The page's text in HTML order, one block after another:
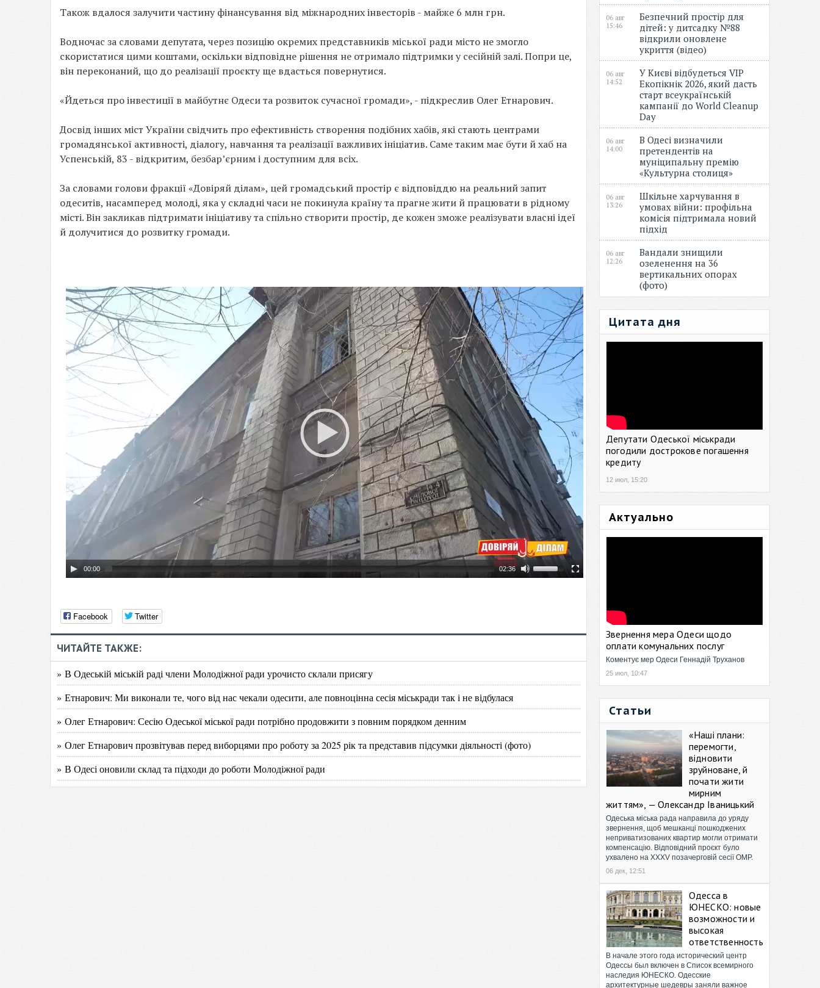
Також вдалося залучити частину фінансування від міжнародних інвесторів - майже 6 млн грн.
Водночас за словами депутата, через позицію окремих представників міської ради місто не змогло
скористатися цими коштами, оскільки відповідне рішення не отримало підтримки у сесійній залі. Попри це,
він переконаний, що до реалізації проєкту ще вдасться повернутися.
«Йдеться про інвестиції в майбутнє Одеси та розвиток сучасної громади», - підкреслив Олег Етнарович.
Досвід інших міст України свідчить про ефективність створення подібних хабів, які стають центрами
громадянської активності, діалогу, навчання та реалізації важливих ініціатив. Саме таким має бути й хаб на
Успенській, 83 - відкритим, безбар’єрним і доступним для всіх.
За словами голови фракції «Довіряй ділам», цей громадський простір є відповіддю на реальний запит
одеситів, насамперед молоді, яка у складні часи не покинула країну та прагне жити й працювати в рідному
місті. Він закликав підтримати ініціативу та спільно створити простір, де кожен зможе реалізувати власні ідеї
й долучитися до розвитку громади.
00:00 02:36
Facebook Twitter
ЧИТАЙТЕ ТАКЖЕ:
» В Одеській міській раді члени Молодіжної ради урочисто склали присягу
» Етнарович: Ми виконали те, чого від нас чекали одесити, але повноцінна сесія міськради так і не відбулася
» Олег Етнарович: Сесію Одеської міської ради потрібно продовжити з повним порядком денним
» Олег Етнарович прозвітував перед виборцями про роботу за 2025 рік та представив підсумки діяльності (фото)
» В Одесі оновили склад та підходи до роботи Молодіжної ради
06 авг
15:46
Безпечний простір для
дітей: у дитсадку №88
відкрили оновлене
укриття (відео)
06 авг
14:52
У Києві відбудеться VIP
Екопікнік 2026, який дасть
старт всеукраїнській
кампанії до World Cleanup
Day
06 авг
14:00
В Одесі визначили
претендентів на
муніципальну премію
«Культурна столиця»
06 авг
13:26
Шкільне харчування в
умовах війни: профільна
комісія підтримала новий
підхід
06 авг
12:26
Вандали знищили
озеленення на 36
вертикальних опорах
(фото)
Цитата дня
Депутати Одеської міськради
погодили дострокове погашення
кредиту
12 июл, 15:20
Актуально
Звернення мера Одеси щодо
оплати комунальних послуг
Коментує мер Одеси Геннадій Труханов
25 июл, 10:47
Статьи
«Наші плани:
перемогти,
відновити
зруйноване, й
почати жити
мирним
життям», — Олександр Іваницький
Одеська міська рада направила до уряду
звернення, щоб мешканці пошкоджених
неприватизованих квартир могли отримати
компенсацію. Відповідний проєкт було
ухвалено на XXXV позачерговій сесії ОМР.
06 дек, 12:51
Одесса в
ЮНЕСКО: новые
возможности и
высокая
ответственность
В начале этого года исторический центр
Одессы был включен в Список всемирного
наследия ЮНЕСКО. Одесские
архитектурные шедевры заняли важное